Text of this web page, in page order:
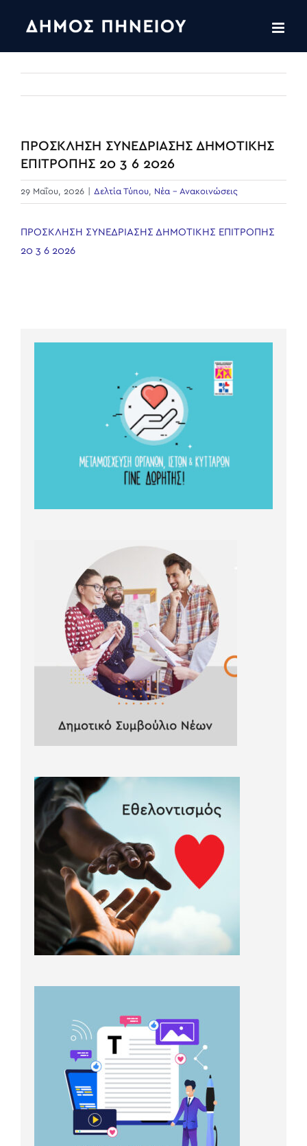
ΠΡΟΣΚΛΗΣΗ ΣΥΝΕΔΡΙΑΣΗΣ ΔΗΜΟΤΙΚΗΣ
ΕΠΙΤΡΟΠΗΣ 20 3 6 2026
29 Μαΐου, 2026 Δελτία Τύπου, Νέα - Ανακοινώσεις
ΠΡΟΣΚΛΗΣΗ ΣΥΝΕΔΡΙΑΣΗΣ ΔΗΜΟΤΙΚΗΣ ΕΠΙΤΡΟΠΗΣ
20 3 6 2026